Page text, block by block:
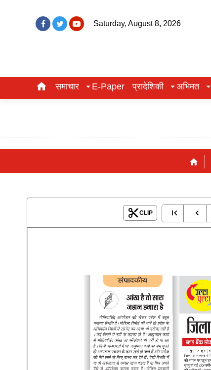
Saturday, August 8, 2026
समाचार E-Paper प्रादेशिकी अभिमत
CLIP